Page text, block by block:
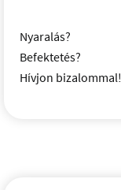
Nyaralás?
Befektetés?
Hívjon bizalommal!